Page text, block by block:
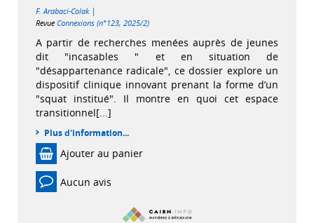
F. Arabaci-Colak |
Revue Connexions (n°123, 2025/2)
A partir de recherches menées auprès de jeunes
dit "incasables " et en situation de
"désappartenance radicale", ce dossier explore un
dispositif clinique innovant prenant la forme d’un
"squat institué". Il montre en quoi cet espace
transitionnel[...]
Plus d'information...
Ajouter au panier
Aucun avis